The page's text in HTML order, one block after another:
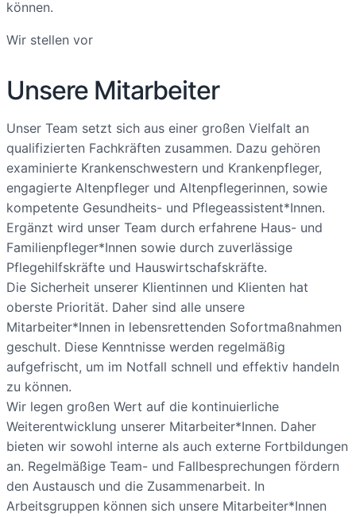
können.
Wir stellen vor
Unsere Mitarbeiter
Unser Team setzt sich aus einer großen Vielfalt an
qualifizierten Fachkräften zusammen. Dazu gehören
examinierte Krankenschwestern und Krankenpfleger,
engagierte Altenpfleger und Altenpflegerinnen, sowie
kompetente Gesundheits- und Pflegeassistent*Innen.
Ergänzt wird unser Team durch erfahrene Haus- und
Familienpfleger*Innen sowie durch zuverlässige
Pflegehilfskräfte und Hauswirtschafskräfte.
Die Sicherheit unserer Klientinnen und Klienten hat
oberste Priorität. Daher sind alle unsere
Mitarbeiter*Innen in lebensrettenden Sofortmaßnahmen
geschult. Diese Kenntnisse werden regelmäßig
aufgefrischt, um im Notfall schnell und effektiv handeln
zu können.
Wir legen großen Wert auf die kontinuierliche
Weiterentwicklung unserer Mitarbeiter*Innen. Daher
bieten wir sowohl interne als auch externe Fortbildungen
an. Regelmäßige Team- und Fallbesprechungen fördern
den Austausch und die Zusammenarbeit. In
Arbeitsgruppen können sich unsere Mitarbeiter*Innen